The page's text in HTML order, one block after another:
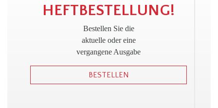
HEFTBESTELLUNG!
Bestellen Sie die
aktuelle oder eine
vergangene Ausgabe
BESTELLEN